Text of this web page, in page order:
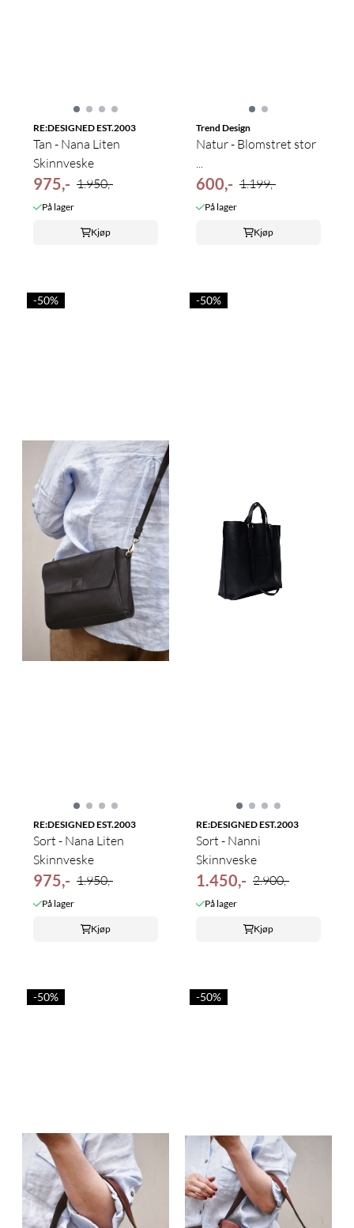
RE:DESIGNED EST.2003
Tan - Nana Liten
Skinnveske
975,- 1.950,-
På lager
Kjøp
Trend Design
Natur - Blomstret stor
...
600,- 1.199,-
På lager
Kjøp
-50%
RE:DESIGNED EST.2003
Sort - Nana Liten
Skinnveske
975,- 1.950,-
På lager
Kjøp
-50%
RE:DESIGNED EST.2003
Sort - Nanni
Skinnveske
1.450,- 2.900,-
På lager
Kjøp
-50% -50%